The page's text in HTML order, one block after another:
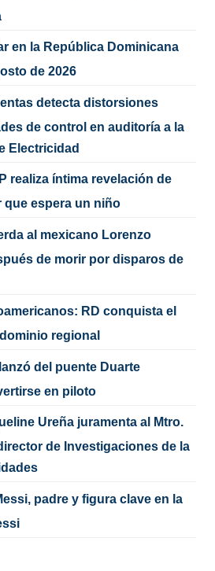
en la República Dominicana
de 2026
detecta distorsiones
de control en auditoría a la
Electricidad
realiza íntima revelación de
que espera un niño
al mexicano Lorenzo
de morir por disparos de
RD conquista el
regional
del puente Duarte
en piloto
Ureña juramenta al Mtro.
de Investigaciones de la
padre y figura clave en la